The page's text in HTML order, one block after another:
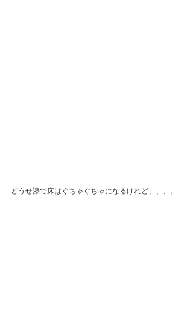
どうせ漆で床はぐちゃぐちゃになるけれど、、、。